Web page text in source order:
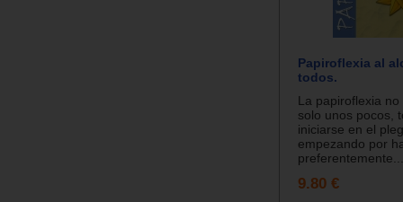
Papiroflexia al
todos.
La papiroflexia
solo unos pocos,
iniciarse en el
empezando por
preferentemente...
9.80 €